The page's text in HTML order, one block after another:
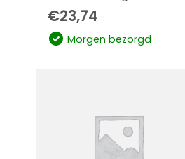
€23,74
Morgen bezorgd